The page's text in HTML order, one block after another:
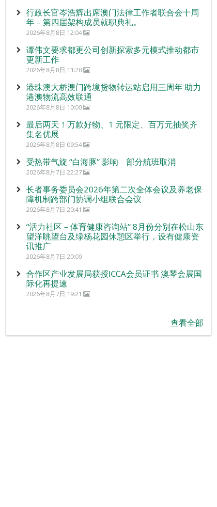
行政长官岑浩辉出席澳门法律工作者联合会十周
年 – 第四届架构成员就职典礼。
2026年8月8日 12:04
谭伟文要求都更公司创新探索多元模式推动都市
更新工作
2026年8月8日 11:28
港珠澳大桥澳门跨境货物转运站启用三周年 助力
港澳物流高效联通
2026年8月8日 10:00
最后两天！万款好物、1 元限定、百万元抽奖齐
集名优展
2026年8月8日 09:54
受热带气旋 “白海豚” 影响 部分航班取消
2026年8月7日 22:27
长者事务委员会2026年第二次全体会议及养老保
障机制跨部门协调小组联合会议
2026年8月7日 20:41
“活力社区 – 体育健康咨询站” 8月份分别在松山东
望洋眺望台及绿杨花园休憩区举行，设有健康资
讯推广
2026年8月7日 20:00
合作区产业发展局获授ICCA会员证书 澳琴会展国
际化再提速
2026年8月7日 19:21
查看全部